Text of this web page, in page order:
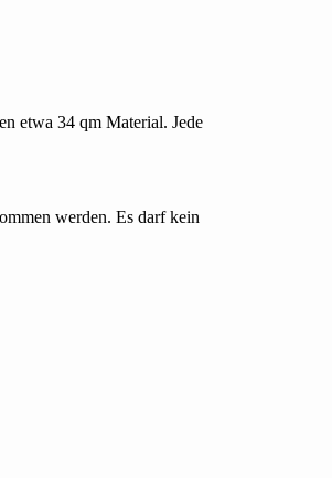
etwa 34 qm Material. Jede
werden. Es darf kein